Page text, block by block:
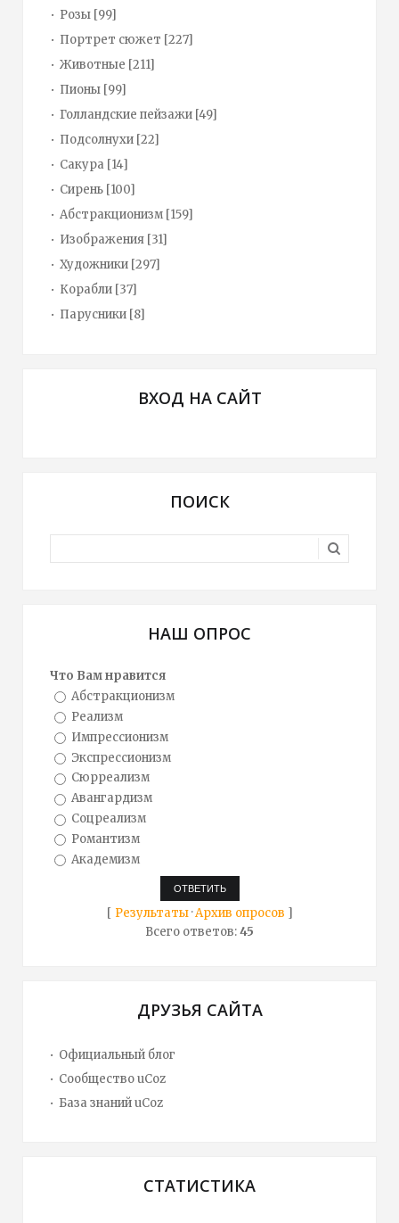
Розы [99]
Портрет сюжет [227]
Животные [211]
Пионы [99]
Голландские пейзажи [49]
Подсолнухи [22]
Сакура [14]
Сирень [100]
Абстракционизм [159]
Изображения [31]
Художники [297]
Корабли [37]
Парусники [8]
ВХОД НА САЙТ
ПОИСК
НАШ ОПРОС
Что Вам нравится
Абстракционизм
Реализм
Импрессионизм
Экспрессионизм
Сюрреализм
Авангардизм
Соцреализм
Романтизм
Академизм
[ Результаты·Архив опросов ]
Всего ответов:45
ДРУЗЬЯ САЙТА
Официальный блог
Сообщество uCoz
База знаний uCoz
СТАТИСТИКА